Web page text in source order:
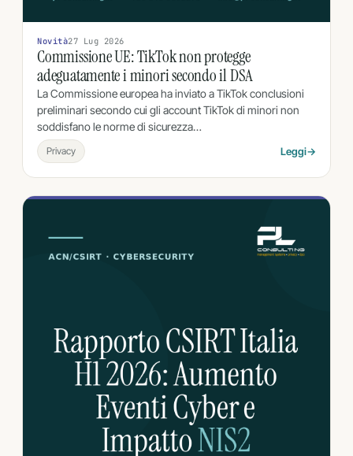
Novità27 Lug 2026
Commissione UE: TikTok non protegge
adeguatamente i minori secondo il DSA
La Commissione europea ha inviato a TikTok conclusioni
preliminari secondo cui gli account TikTok di minori non
soddisfano le norme di sicurezza…
Privacy Leggi→